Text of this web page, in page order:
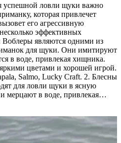
ловли щуки важно
которая привлечет
его агрессивную
эффективных
являются одними из
для щуки. Они имитируют
в воде, привлекая хищника.
цветами и хорошей игрой.
Salmo, Lucky Craft. 2. Блесны
для ловли щуки в ясную
мерцают в воде, привлекая…